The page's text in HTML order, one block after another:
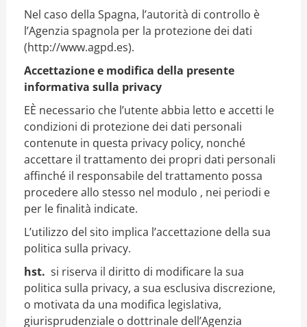
Nel caso della Spagna, l’autorità di controllo è
l’Agenzia spagnola per la protezione dei dati
(http://www.agpd.es).
Accettazione e modifica della presente
informativa sulla privacy
EÈ necessario che l’utente abbia letto e accetti le
condizioni di protezione dei dati personali
contenute in questa privacy policy, nonché
accettare il trattamento dei propri dati personali
affinché il responsabile del trattamento possa
procedere allo stesso nel modulo , nei periodi e
per le finalità indicate.
L’utilizzo del sito implica l’accettazione della sua
politica sulla privacy.
hst. si riserva il diritto di modificare la sua
politica sulla privacy, a sua esclusiva discrezione,
o motivata da una modifica legislativa,
giurisprudenziale o dottrinale dell’Agenzia